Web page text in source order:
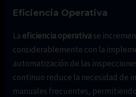
Eficiencia Operativa
La eficiencia operativase
considerablemente con la
automatización de las
continuo reduce la necesidad de
manuales frecuentes,